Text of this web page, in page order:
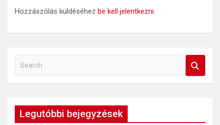
Hozzászólás küldéséhez be kell jelentkezni.
a
h
Legutóbbi bejegyzések